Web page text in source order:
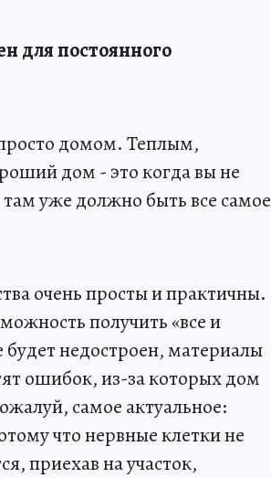
для постоянного
домом. Теплым,
дом - это когда вы не
там уже должно быть все самое
очень просты и практичны.
получить «все и
недостроен, материалы
ошибок, из-за которых дом
самое актуальное:
что нервные клетки не
приехав на участок,